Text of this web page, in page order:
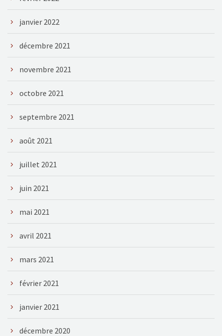
janvier 2022
décembre 2021
novembre 2021
octobre 2021
septembre 2021
août 2021
juillet 2021
juin 2021
mai 2021
avril 2021
mars 2021
février 2021
janvier 2021
décembre 2020